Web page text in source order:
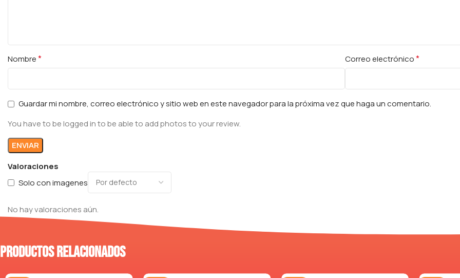
Valoraciones
Solo con imagenes
No hay valoraciones aún.
Nombre* Correo electrónico*
Guardar mi nombre, correo electrónico y sitio web en este navegador para la próxima vez que haga un comentario.
You have to be logged in to be able to add photos to your review.
Productos relacionados